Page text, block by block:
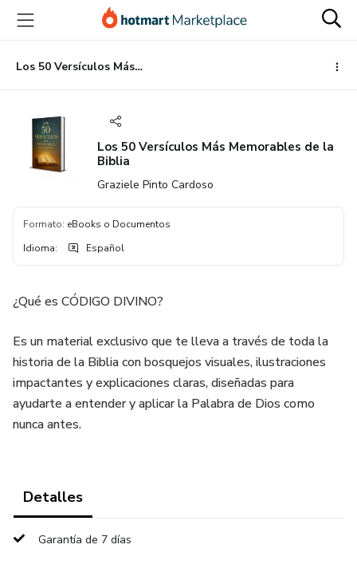
principal
página
de
página
Los 50 Versículos Más Memorables de la Biblia
Los 50 Versículos Más Memorables de la
Biblia
Graziele Pinto Cardoso
Formato: eBooks o Documentos
Idioma: Español
¿Qué es CÓDIGO DIVINO?
Es un material exclusivo que te lleva a través de toda la
historia de la Biblia con bosquejos visuales, ilustraciones
impactantes y explicaciones claras, diseñadas para
ayudarte a entender y aplicar la Palabra de Dios como
nunca antes.
Detalles
Garantía de 7 días